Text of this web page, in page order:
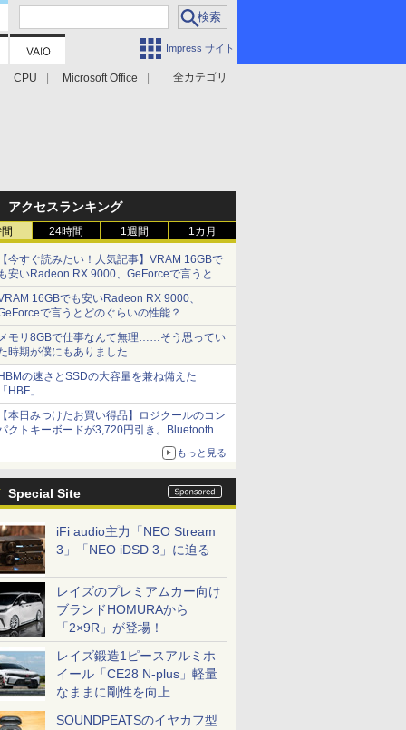
Impress サイト
全カテゴリ
CPU Microsoft Office
アクセスランキング
24時間 1週間 1カ月
今すぐ読みたい！人気記事】VRAM 16GBで
安いRadeon RX 9000、GeForceで言うとど
ぐらいの性能？ - PC Watch
16GBでも安いRadeon RX 9000、
で言うとどのぐらいの性能？
モリ8GBで仕事なんて無理……そう思ってい
時期が僕にもありました
の速さとSSDの大容量を兼ね備えた
HBF」
本日みつけたお買い得品】ロジクールのコン
クトキーボードが3,720円引き。Bluetoothで3
もっと見る
Special Site
iFi audio主力「NEO Stream
3」「NEO iDSD 3」に迫る
レイズのプレミアムカー向け
ブランドHOMURAから
「2×9R」が登場！
レイズ鍛造1ピースアルミホ
イール「CE28 N-plus」軽量
なままに剛性を向上
SOUNDPEATSのイヤカフ型